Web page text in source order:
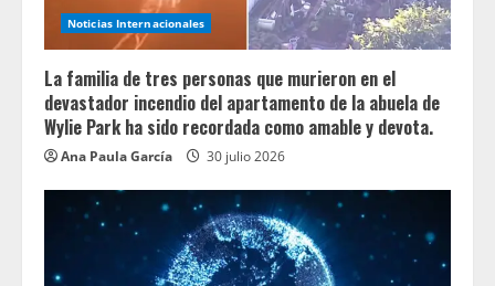
Noticias Internacionales
La familia de tres personas que murieron en el
devastador incendio del apartamento de la abuela de
Wylie Park ha sido recordada como amable y devota.
Ana Paula García 30 julio 2026